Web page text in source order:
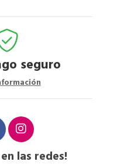
seguro
las redes!